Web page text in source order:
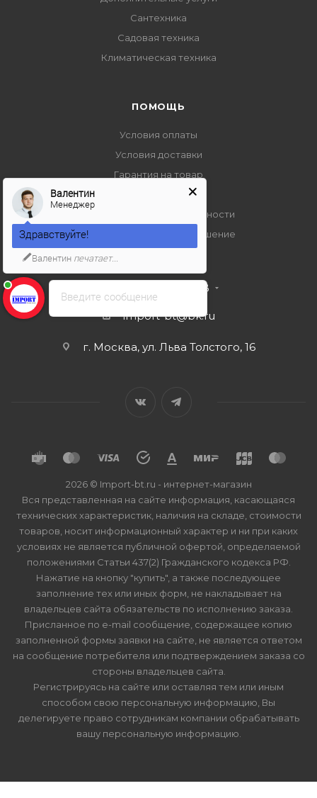
Сантехника
Садовая техника
Климатическая техника
ПОМОЩЬ
Условия оплаты
Условия доставки
Гарантия на товар
Вопрос-ответ
Политика конфиденциальности
Пользовательское соглашение
+7 495 989 53 38
import-bt@bk.ru
г. Москва, ул. Льва Толстого, 16
2026 © Import-bt.ru - интернет-магазин
Вся представленная на сайте информация, касающаяся
технических характеристик, наличия на складе, стоимости
товаров, носит информационный характер и ни при каких
условиях не является публичной офертой, определяемой
положениями Статьи 437(2) Гражданского кодекса РФ.
Нажатие на кнопку "купить", а также последующее
заполнение тех или иных форм, не накладывает на
владельцев сайта обязательств по исполнению заказа.
Присланное по e-mail сообщение, содержащее копию
заполненной формы заявки на сайте, не является ответом
на сообщение потребителя или подтверждением заказа со
стороны владельцев сайта.
Регистрируясь на сайте или оставляя тем или иным
способом свою персональную информацию, Вы
делегируете право сотрудникам компании обрабатывать
вашу персональную информацию.
Введите сообщение
Валентин
Менеджер
Здравствуйте!
Валентин печатает...